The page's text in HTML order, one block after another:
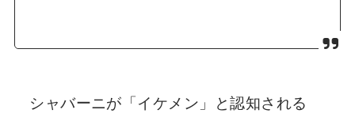
シャバーニが「イケメン」と認知される